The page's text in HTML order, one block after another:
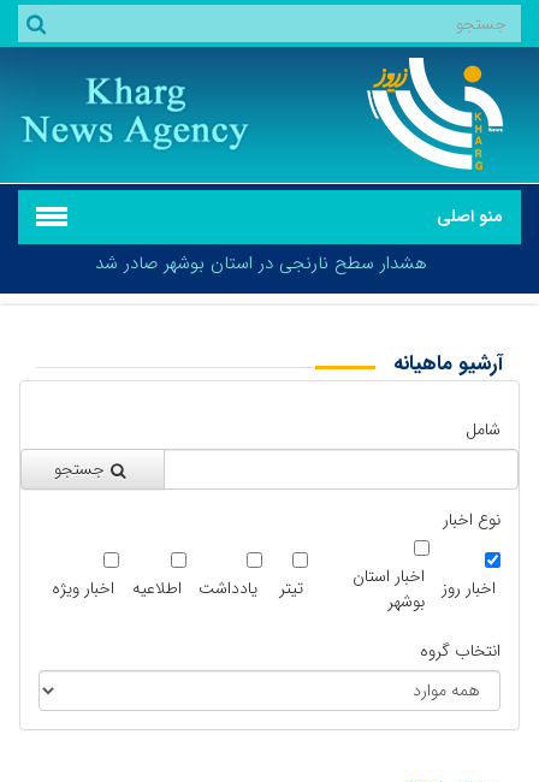
منو اصلی
هشدار سطح نارنجی در استان بوشهر صادر شد
آرشیو ماهیانه
شامل
جستجو
نوع اخبار
اخبار روز
اخبار استان
بوشهر
تیتر یادداشت اطلاعیه اخبار ویژه
انتخاب گروه